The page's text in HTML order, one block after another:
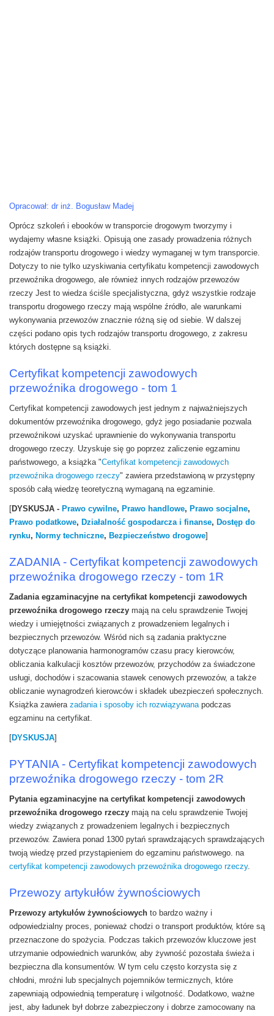
Opracował: dr inż. Bogusław Madej
Oprócz szkoleń i ebooków w transporcie drogowym tworzymy i
wydajemy własne książki. Opisują one zasady prowadzenia różnych
rodzajów transportu drogowego i wiedzy wymaganej w tym transporcie.
Dotyczy to nie tylko uzyskiwania certyfikatu kompetencji zawodowych
przewoźnika drogowego, ale również innych rodzajów przewozów
rzeczy Jest to wiedza ściśle specjalistyczna, gdyż wszystkie rodzaje
transportu drogowego rzeczy mają wspólne źródło, ale warunkami
wykonywania przewozów znacznie różną się od siebie. W dalszej
części podano opis tych rodzajów transportu drogowego, z zakresu
których dostępne są książki.
Certyfikat kompetencji zawodowych
przewoźnika drogowego - tom 1
Certyfikat kompetencji zawodowych jest jednym z najważniejszych
dokumentów przewoźnika drogowego, gdyż jego posiadanie pozwala
przewoźnikowi uzyskać uprawnienie do wykonywania transportu
drogowego rzeczy. Uzyskuje się go poprzez zaliczenie egzaminu
państwowego, a książka "Certyfikat kompetencji zawodowych
przewoźnika drogowego rzeczy" zawiera przedstawioną w przystępny
sposób całą wiedzę teoretyczną wymaganą na egzaminie.
[DYSKUSJA - Prawo cywilne, Prawo handlowe, Prawo socjalne,
Prawo podatkowe, Działalność gospodarcza i finanse, Dostęp do
rynku, Normy techniczne, Bezpieczeństwo drogowe]
ZADANIA - Certyfikat kompetencji zawodowych
przewoźnika drogowego rzeczy - tom 1R
Zadania egzaminacyjne na certyfikat kompetencji zawodowych
przewoźnika drogowego rzeczy mają na celu sprawdzenie Twojej
wiedzy i umiejętności związanych z prowadzeniem legalnych i
bezpiecznych przewozów. Wśród nich są zadania praktyczne
dotyczące planowania harmonogramów czasu pracy kierowców,
obliczania kalkulacji kosztów przewozów, przychodów za świadczone
usługi, dochodów i szacowania stawek cenowych przewozów, a także
obliczanie wynagrodzeń kierowców i składek ubezpieczeń społecznych.
Książka zawiera zadania i sposoby ich rozwiązywanapodczas
egzaminu na certyfikat.
[DYSKUSJA]
PYTANIA - Certyfikat kompetencji zawodowych
przewoźnika drogowego rzeczy - tom 2R
Pytania egzaminacyjne na certyfikat kompetencji zawodowych
przewoźnika drogowego rzeczy mają na celu sprawdzenie Twojej
wiedzy związanych z prowadzeniem legalnych i bezpiecznych
przewozów. Zawiera ponad 1300 pytań sprawdzających sprawdzających
twoją wiedzę przed przystąpieniem do egzaminu państwowego. na
certyfikat kompetencji zawodowych przewoźnika drogowego rzeczy.
Przewozy artykułów żywnościowych
Przewozy artykułów żywnościowych to bardzo ważny i
odpowiedzialny proces, ponieważ chodzi o transport produktów, które są
przeznaczone do spożycia. Podczas takich przewozów kluczowe jest
utrzymanie odpowiednich warunków, aby żywność pozostała świeża i
bezpieczna dla konsumentów. W tym celu często korzysta się z
chłodni, mroźni lub specjalnych pojemników termicznych, które
zapewniają odpowiednią temperaturę i wilgotność. Dodatkowo, ważne
jest, aby ładunek był dobrze zabezpieczony i dobrze zamocowany na